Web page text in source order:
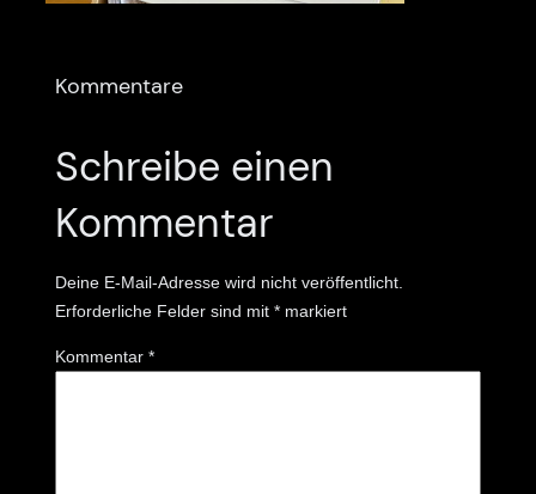
Kommentare
Schreibe einen
Kommentar
Deine E-Mail-Adresse wird nicht veröffentlicht.
Erforderliche Felder sind mit * markiert
Kommentar *